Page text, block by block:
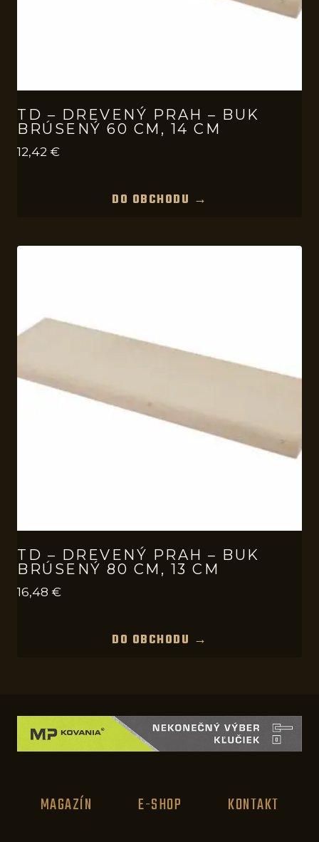
TD – DREVENÝ PRAH – BUK
BRÚSENÝ 60 CM, 14 CM
12,42 €
DO OBCHODU →
TD – DREVENÝ PRAH – BUK
BRÚSENÝ 80 CM, 13 CM
16,48 €
DO OBCHODU →
MAGAZÍN E-SHOP KONTAKT